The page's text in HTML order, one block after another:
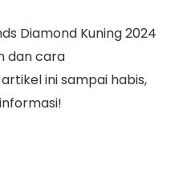
Diamond Kuning 2024
dan cara
ini sampai habis,